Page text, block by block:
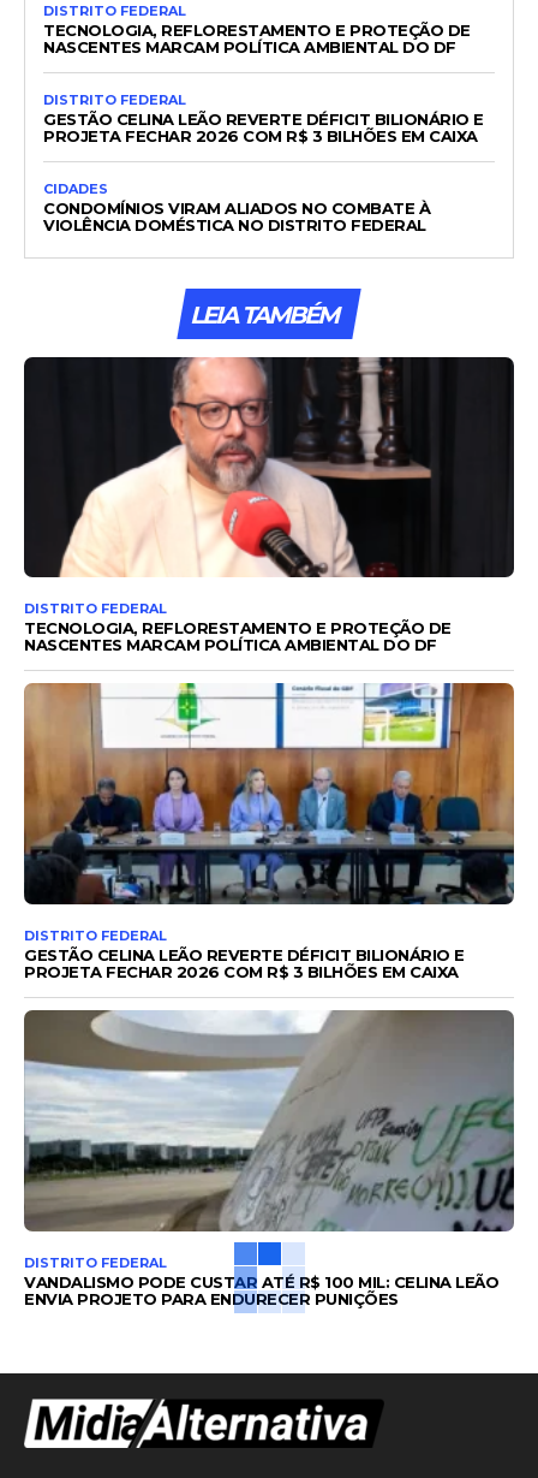
DISTRITO FEDERAL
TECNOLOGIA, REFLORESTAMENTO E PROTEÇÃO DE
NASCENTES MARCAM POLÍTICA AMBIENTAL DO DF
DISTRITO FEDERAL
GESTÃO CELINA LEÃO REVERTE DÉFICIT BILIONÁRIO E
PROJETA FECHAR 2026 COM R$ 3 BILHÕES EM CAIXA
CIDADES
CONDOMÍNIOS VIRAM ALIADOS NO COMBATE À
VIOLÊNCIA DOMÉSTICA NO DISTRITO FEDERAL
LEIA TAMBÉM
DISTRITO FEDERAL
TECNOLOGIA, REFLORESTAMENTO E PROTEÇÃO DE
NASCENTES MARCAM POLÍTICA AMBIENTAL DO DF
DISTRITO FEDERAL
GESTÃO CELINA LEÃO REVERTE DÉFICIT BILIONÁRIO E
PROJETA FECHAR 2026 COM R$ 3 BILHÕES EM CAIXA
DISTRITO FEDERAL
VANDALISMO PODE CUSTAR ATÉ R$ 100 MIL: CELINA LEÃO
ENVIA PROJETO PARA ENDURECER PUNIÇÕES